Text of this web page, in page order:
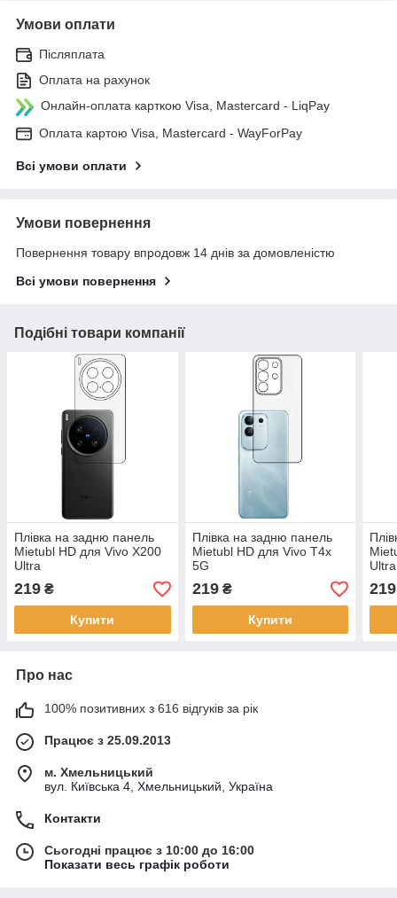
Умови оплати
Післяплата
Оплата на рахунок
Онлайн-оплата карткою Visa, Mastercard - LiqPay
Оплата картою Visa, Mastercard - WayForPay
Всі умови оплати
Умови повернення
Повернення товару впродовж 14 днів за домовленістю
Всі умови повернення
Подібні товари компанії
Плівка на задню панель
Mietubl HD для Vivo X200
Ultra
219 ₴
Купити
Плівка на задню панель
Mietubl HD для Vivo T4x
5G
219₴
Купити
Ultra
219
Про нас
100% позитивних з 616 відгуків за рік
Працює з 25.09.2013
м. Хмельницький
вул. Київська 4, Хмельницький, Україна
Контакти
Сьогодні працює з 10:00 до 16:00
Показати весь графік роботи